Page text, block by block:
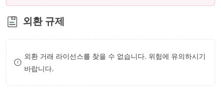
7
8
9
5
6
7
8
외환 규제
외환 거래 라이선스를 찾을 수 없습니다. 위험에 유의하시기
바랍니다.